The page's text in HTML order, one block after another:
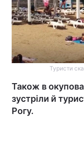
Туристи
Також в
зустріли й
Рогу.